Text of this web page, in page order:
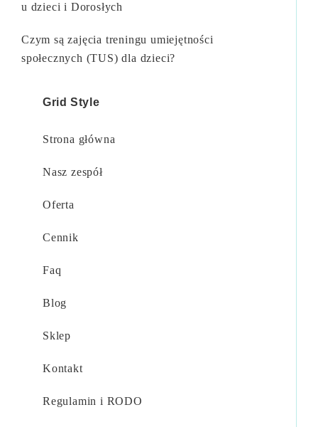
u dzieci i Dorosłych
Czym są zajęcia treningu umiejętności
społecznych (TUS) dla dzieci?
Grid Style
Strona główna
Nasz zespół
Oferta
Cennik
Faq
Blog
Sklep
Kontakt
Regulamin i RODO